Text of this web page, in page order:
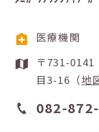
医療機関
〒731-0141 広島県広島市安佐南区相田1丁
目3-16（地
082-